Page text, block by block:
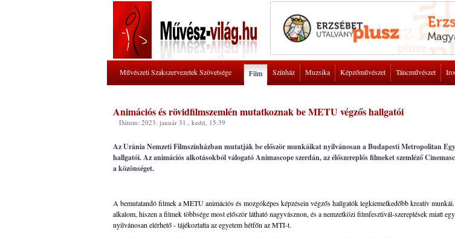
Művészeti Szakszervezetek Szövetsége Film Színház Muzsika Képzőművészet Táncművészet
Animációs és rövidfilmszemlén mutatkoznak be METU végzős hallgatói
Dátum: 2023. január 31., kedd, 15:39
Az Uránia Nemzeti Filmszínházban mutatják be először munkáikat nyilvánosan a Budapesti Metropolitan
hallgatói. Az animációs alkotásokból válogató Animascope szerdán, az élőszereplős filmeket szemléző
a közönséget.
A bemutatandó filmek a METU animációs és mozgóképes képzésein végzős hallgatók legkiemelkedőbb kreatív
alkalom, hiszen a filmek többsége most először látható nagyvásznon, és a nemzetközi filmfesztivál-szereplések miatt
nyilvánosan elérhető - tájékoztatta az egyetem hétfőn az MTI-t.